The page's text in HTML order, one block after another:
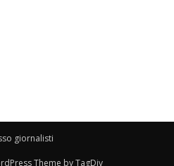
giornalisti
Theme by TagDiv